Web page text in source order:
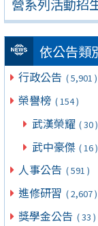
營系列活動招
依公告類
行政公告 ( 5,901 )
榮譽榜 ( 154 )
武漢榮耀 ( 30 )
武中豪傑 ( 16 )
人事公告 ( 591 )
進修研習 ( 2,607 )
獎學金公告 ( 33 )